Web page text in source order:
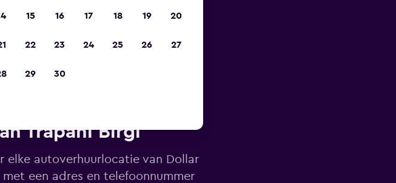
Trapani Birgi
elke autoverhuurlocatie van Dollar
een adres en telefoonnummer
15 16 17 18 19 20
22 23 24 25 26 27
29 30